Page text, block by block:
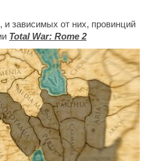
, и зависимых от них, провинций
Total War: Rome 2